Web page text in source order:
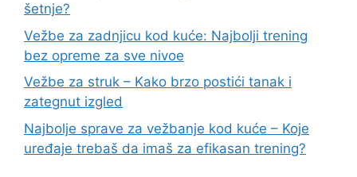
šetnje?
Vežbe za zadnjicu kod kuće: Najbolji trening
bez opreme za sve nivoe
Vežbe za struk – Kako brzo postići tanak i
zategnut izgled
Najbolje sprave za vežbanje kod kuće – Koje
uređaje trebaš da imaš za efikasan trening?